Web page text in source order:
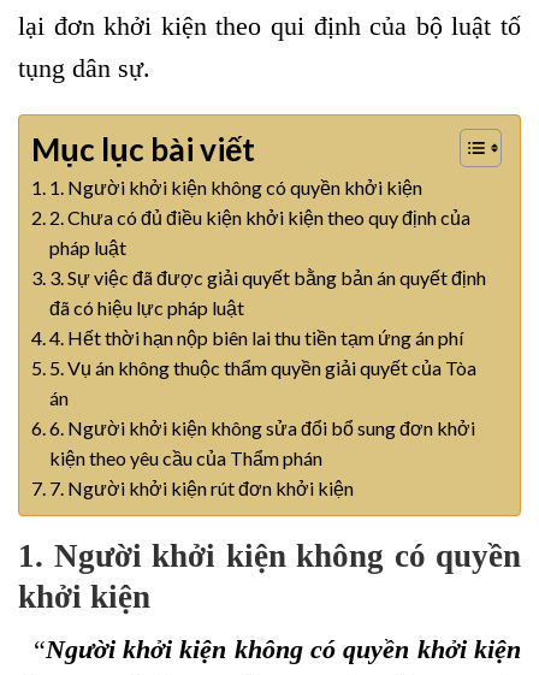
lại đơn khởi kiện theo qui định của bộ luật tố
tụng dân sự.
Mục lục bài viết
1. Người khởi kiện không có quyền khởi kiện
2. Chưa có đủ điều kiện khởi kiện theo quy định của
pháp luật
3. Sự việc đã được giải quyết bằng bản án quyết định
đã có hiệu lực pháp luật
4. Hết thời hạn nộp biên lai thu tiền tạm ứng án phí
5. Vụ án không thuộc thẩm quyền giải quyết của Tòa
án
6. Người khởi kiện không sửa đổi bổ sung đơn khởi
kiện theo yêu cầu của Thẩm phán
7. Người khởi kiện rút đơn khởi kiện
1. Người khởi kiện không có quyền
khởi kiện
“Người khởi kiện không có quyền khởi kiện